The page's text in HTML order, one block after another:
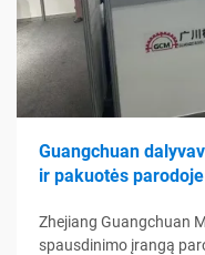
Guangchuan
ir pakuotės parodoje
Zhejiang Guangchuan
spausdinimo įrangą